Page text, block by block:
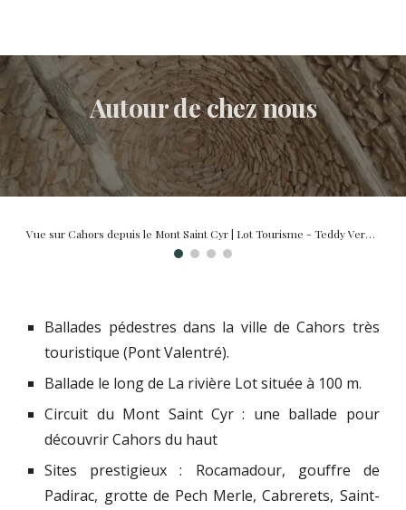
Autour de chez nous
Vue sur Cahors depuis le Mont Saint Cyr | Lot Tourisme - Teddy Verneuil
Ballades pédestres dans la ville de Cahors très
touristique (Pont Valentré).
Ballade le long de La rivière Lot située à 100 m.
Circuit du Mont Saint Cyr : une ballade pour
découvrir Cahors du haut
Sites prestigieux : Rocamadour, gouffre de
Padirac, grotte de Pech Merle, Cabrerets, Saint-